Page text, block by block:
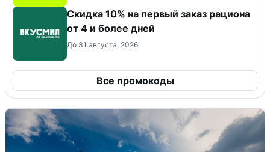
Скидка 10% на первый заказ рациона
от 4 и более дней
До 31 августа, 2026
Все промокоды